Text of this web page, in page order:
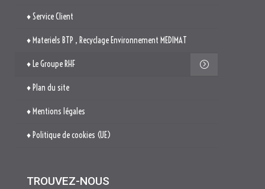
♦ Service Client
♦ Materiels BTP , Recyclage Environnement MEDIMAT
♦ Le Groupe RHF
♦ Plan du site
♦ Mentions légales
♦ Politique de cookies (UE)
TROUVEZ-NOUS